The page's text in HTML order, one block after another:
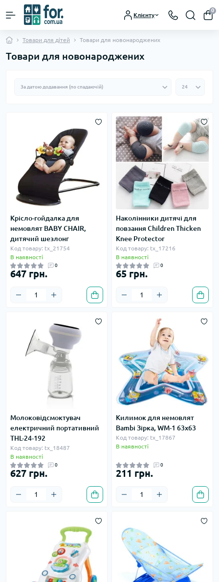
Клієнту
0
Товари для дітей Товари для новонароджених
Товари для новонароджених
Крісло-гойдалка для
немовлят BABY CHAIR,
дитячий шезлонг
Код товару: tx_21754
В наявності
0
647 грн.
Наколінники дитячі для
повзання Children Thicken
Knee Protector
Код товару: tx_17216
В наявності
0
65 грн.
Молоковідсмоктувач
електричний портативний
THL-24-192
Код товару: tx_18487
В наявності
0
627 грн.
Килимок для немовлят
Bambi Зірка, WM-1 63х63
Код товару: tx_17867
В наявності
0
211 грн.